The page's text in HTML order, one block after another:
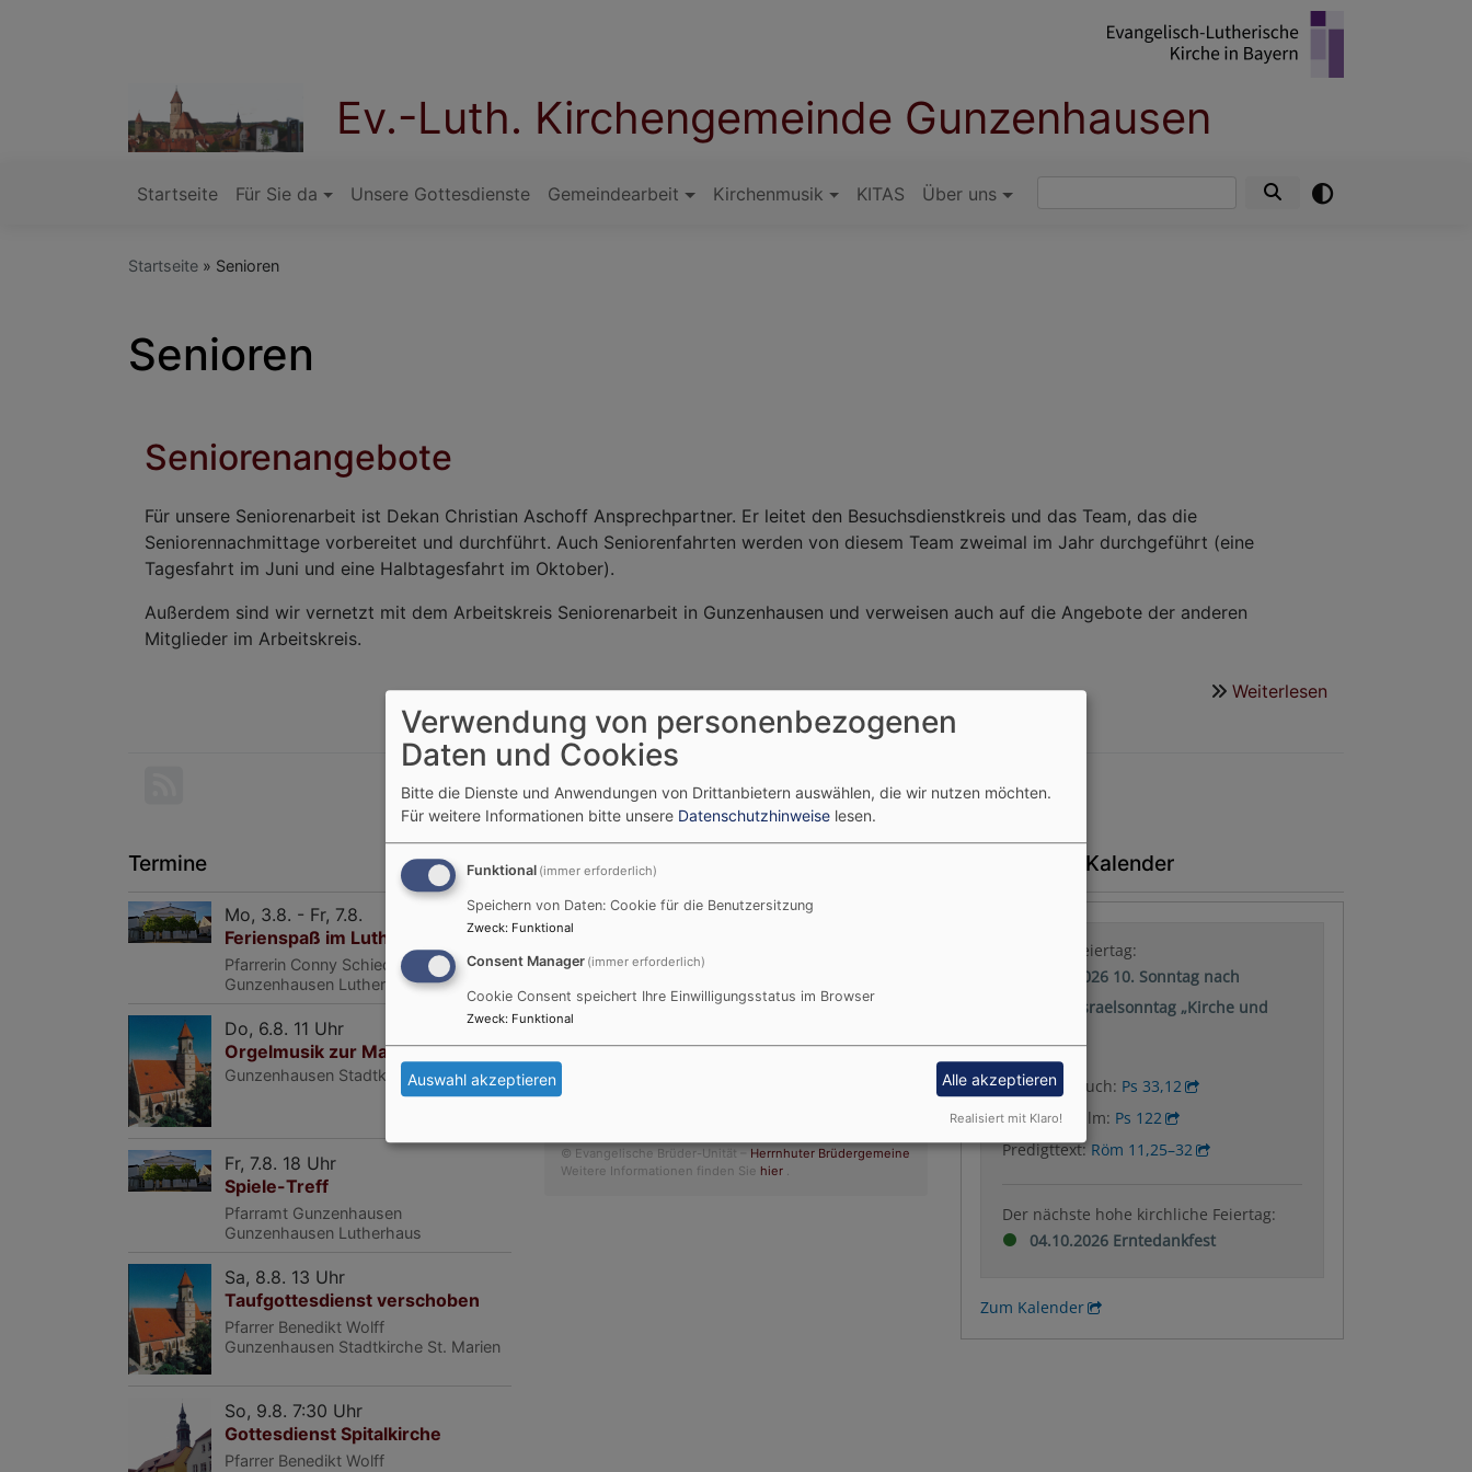
Ev.-Luth. Kirchengemeinde Gunzenhausen
Hauptnavigation
Startseite Für Sie da Unsere Gottesdienste Gemeindearbeit Kirchenmusik KITAS Über uns
Startseite Senioren
Senioren
Seniorenangebote
Für unsere Seniorenarbeit ist Dekan Christian Aschoff Ansprechpartner. Er leitet den Besuchsdienstkreis und das Team, das die
Seniorennachmittage vorbereitet und durchführt. Auch Seniorenfahrten werden von diesem Team zweimal im Jahr durchgeführt (eine
Tagesfahrt im Juni und eine Halbtagesfahrt im Oktober).
Außerdem sind wir vernetzt mit dem Arbeitskreis Seniorenarbeit in Gunzenhausen und verweisen auch auf die Angebote der anderen
Mitglieder im Arbeitskreis.
Weiterlesen
Termine
Mo, 3.8. - Fr, 7.8.
Ferienspaß im Lutherhaus
Pfarrerin Conny Schieder
Gunzenhausen Lutherhaus
Do, 6.8. 11 Uhr
Orgelmusik zur Marktzeit
Gunzenhausen Stadtkirche St. Marien
Fr, 7.8. 18 Uhr
Spiele-Treff
Pfarramt Gunzenhausen
Gunzenhausen Lutherhaus
Sa, 8.8. 13 Uhr
Taufgottesdienst verschoben
Pfarrer Benedikt Wolff
Gunzenhausen Stadtkirche St. Marien
So, 9.8. 7:30 Uhr
Gottesdienst Spitalkirche
Pfarrer Benedikt Wolff
Tageslosung
Du machst fröhlich, was da lebet im
Osten wie im Westen.
Der Kerkermeister freute sich mit seinem
ganzen Hause, dass er zum Glauben an
© Evangelische Brüder-Unität – Herrnhuter Brüdergemeine
Weitere Informationen finden Sie hier .
Liturgischer Kalender
Nächster Feiertag:
09.08.2026 10. Sonntag nach
Trinitatis: Israelsonntag „Kirche und
Wochenspruch: Ps 33,12
Wochenpsalm: Ps 122
Predigttext: Röm 11,25–32
Der nächste hohe kirchliche Feiertag:
04.10.2026 Erntedankfest
Zum Kalender
Verwendung von personenbezogenen
Daten und Cookies
Bitte die Dienste und Anwendungen von Drittanbietern auswählen, die wir nutzen möchten.
Für weitere Informationen bitte unsere Datenschutzhinweise lesen.
Funktional (immer erforderlich)
Speichern von Daten: Cookie für die Benutzersitzung
Zweck: Funktional
Consent Manager (immer erforderlich)
Cookie Consent speichert Ihre Einwilligungsstatus im Browser
Zweck: Funktional
Auswahl akzeptieren Alle akzeptieren
Realisiert mit Klaro!